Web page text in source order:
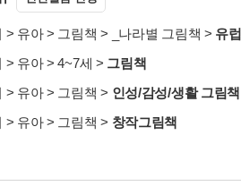
> 유아> 그림책 > _나라별 그림책 > 유럽
> 유아>4~7세 > 그림책
> 유아> 그림책 > 인성/감성/생활 그림책
> 유아> 그림책 > 창작그림책